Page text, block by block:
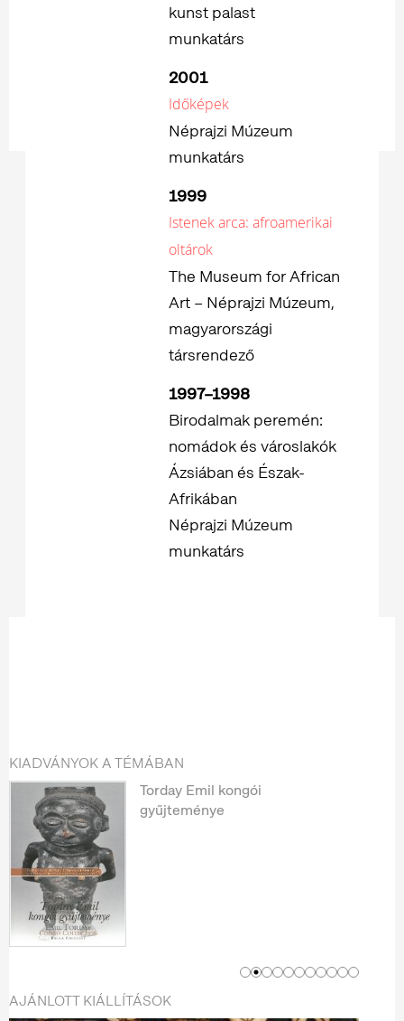
kunst palast
munkatárs
2001
Időképek
Néprajzi Múzeum
munkatárs
1999
Istenek arca: afroamerikai
oltárok
The Museum for African
Art – Néprajzi Múzeum,
magyarországi
társrendező
1997–1998
Birodalmak peremén:
nomádok és városlakók
Ázsiában és Észak-
Afrikában
Néprajzi Múzeum
munkatárs
KIADVÁNYOK A TÉMÁBAN
Torday Emil kongói
gyűjteménye
AJÁNLOTT KIÁLLÍTÁSOK